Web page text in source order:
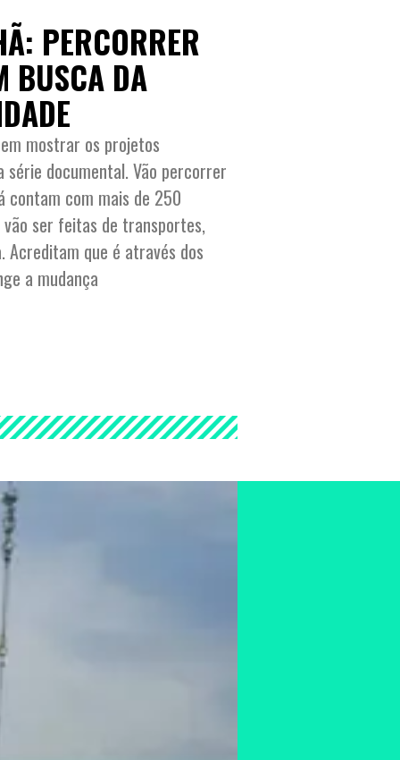
PERCORRER
BUSCA DA
mostrar os projetos
série documental. Vão percorrer
contam com mais de 250
ser feitas de transportes,
que é através dos
a mudança